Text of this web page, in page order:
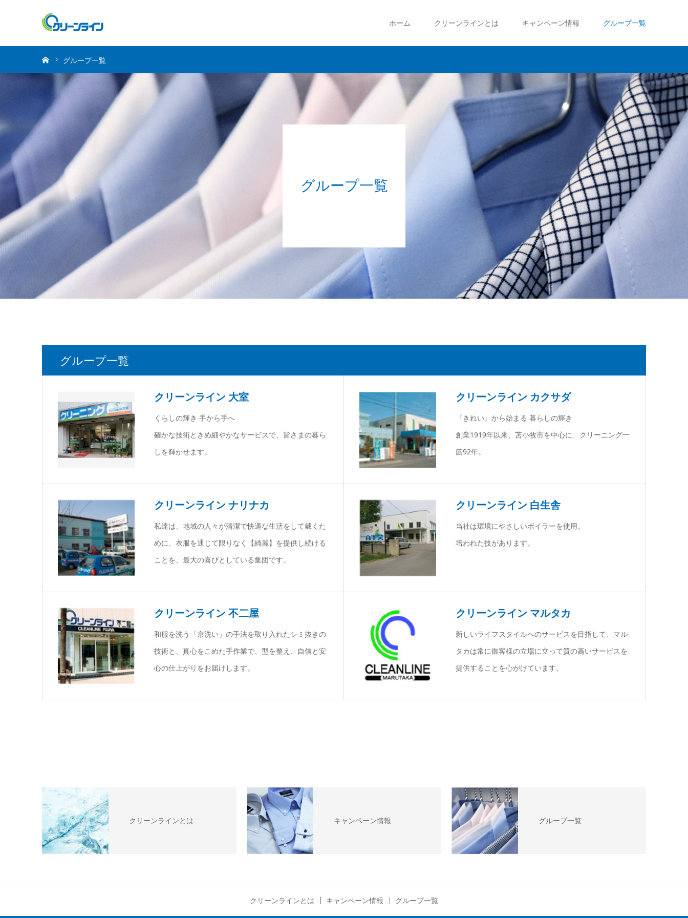
ホーム クリーンラインとは キャンペーン情報 グループ一覧
グループ一覧
グループ一覧
グループ一覧
クリーンライン 大室
くらしの輝き 手から手へ
確かな技術ときめ細やかなサービスで、皆さまの暮ら
しを輝かせます。
クリーンライン カクサダ
『きれい』から始まる 暮らしの輝き
創業1919年以来、苫小牧市を中心に、クリーニング一
筋92年。
クリーンライン ナリナカ
私達は、地域の人々が清潔で快適な生活をして戴くた
めに、衣服を通じて限りなく【綺麗】を提供し続ける
ことを、最大の喜びとしている集団です。
クリーンライン 白生舎
当社は環境にやさしいボイラーを使用。
培われた技があります。
クリーンライン 不二屋
和服を洗う「京洗い」の手法を取り入れたシミ抜きの
技術と、真心をこめた手作業で、型を整え、自信と安
心の仕上がりをお届けします。
クリーンライン マルタカ
新しいライフスタイルへのサービスを目指して、マル
タカは常に御客様の立場に立って質の高いサービスを
提供することを心がけています。
クリーンラインとは キャンペーン情報 グループ一覧
クリーンラインとは キャンペーン情報 グループ一覧